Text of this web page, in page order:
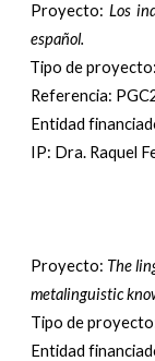
Proyecto:Los
español.
Tipo de
Referencia:
Entidad
IP: Dra. Raquel
Proyecto: The
metalinguistic
Tipo de
Entidad